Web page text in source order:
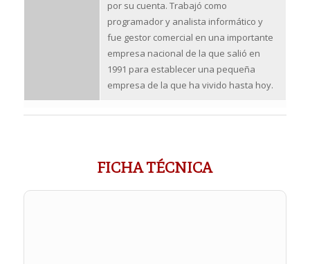
por su cuenta. Trabajó como
programador y analista informático y
fue gestor comercial en una importante
empresa nacional de la que salió en
1991 para establecer una pequeña
empresa de la que ha vivido hasta hoy.
FICHA TÉCNICA